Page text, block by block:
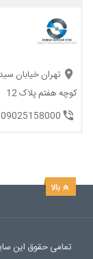
تهران خیابان
کوچه هفتم پلاک 12
09025158000